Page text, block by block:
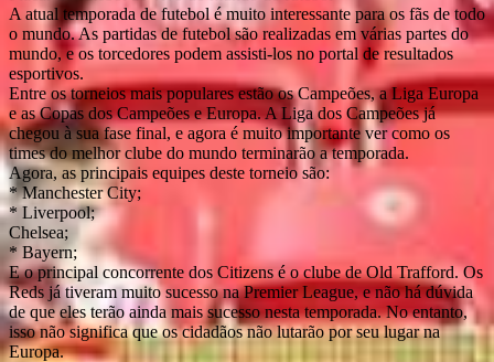
A atual temporada de futebol é muito interessante para os fãs de todo
o mundo. As partidas de futebol são realizadas em várias partes do
mundo, e os torcedores podem assisti-los no portal de resultados
esportivos.
Entre os torneios mais populares estão os Campeões, a Liga Europa
e as Copas dos Campeões e Europa. A Liga dos Campeões já
chegou à sua fase final, e agora é muito importante ver como os
times do melhor clube do mundo terminarão a temporada.
Agora, as principais equipes deste torneio são:
* Manchester City;
* Liverpool;
Chelsea;
* Bayern;
E o principal concorrente dos Citizens é o clube de Old Trafford. Os
Reds já tiveram muito sucesso na Premier League, e não há dúvida
de que eles terão ainda mais sucesso nesta temporada. No entanto,
isso não significa que os cidadãos não lutarão por seu lugar na
Europa.